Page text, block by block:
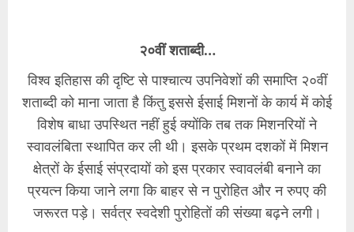
२०वीं शताब्दी…
विश्व इतिहास की दृष्टि से पाश्चात्य उपनिवेशों की समाप्ति २०वीं
शताब्दी को माना जाता है किंतु इससे ईसाई मिशनों के कार्य में कोई
विशेष बाधा उपस्थित नहीं हुई क्योंकि तब तक मिशनरियों ने
स्वावलंबिता स्थापित कर ली थी। इसके प्रथम दशकों में मिशन
क्षेत्रों के ईसाई संप्रदायों को इस प्रकार स्वावलंबी बनाने का
प्रयत्न किया जाने लगा कि बाहर से न पुरोहित और न रुपए की
जरूरत पड़े। सर्वत्र स्वदेशी पुरोहितों की संख्या बढ़ने लगी।